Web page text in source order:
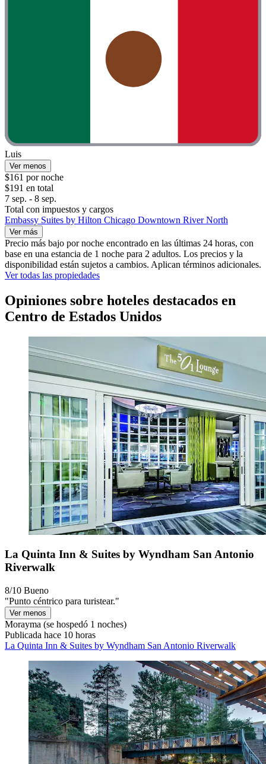
Luis
Ver menos
$161 por noche
$191 en total
7 sep. - 8 sep.
Total con impuestos y cargos
Embassy Suites by Hilton Chicago Downtown River North
Ver más
Precio más bajo por noche encontrado en las últimas 24 horas, con
base en una estancia de 1 noche para 2 adultos. Los precios y la
disponibilidad están sujetos a cambios. Aplican términos adicionales.
Ver todas las propiedades
Opiniones sobre hoteles destacados en
Centro de Estados Unidos
La Quinta Inn & Suites by Wyndham San Antonio
Riverwalk
8/10 Bueno
"Punto céntrico para turistear."
Ver menos
Morayma (se hospedó 1 noches)
Publicada hace 10 horas
La Quinta Inn & Suites by Wyndham San Antonio Riverwalk